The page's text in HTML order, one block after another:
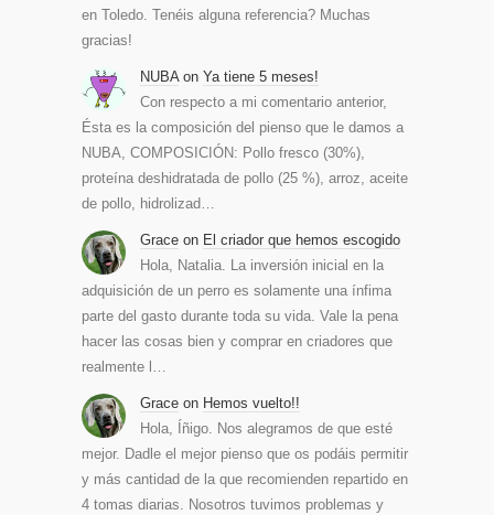
en Toledo. Tenéis alguna referencia? Muchas
gracias!
NUBA on Ya tiene 5 meses!
Con respecto a mi comentario anterior,
Ésta es la composición del pienso que le damos a
NUBA, COMPOSICIÓN: Pollo fresco (30%),
proteína deshidratada de pollo (25 %), arroz, aceite
de pollo, hidrolizad…
Grace on El criador que hemos escogido
Hola, Natalia. La inversión inicial en la
adquisición de un perro es solamente una ínfima
parte del gasto durante toda su vida. Vale la pena
hacer las cosas bien y comprar en criadores que
realmente l…
Grace on Hemos vuelto!!
Hola, Íñigo. Nos alegramos de que esté
mejor. Dadle el mejor pienso que os podáis permitir
y más cantidad de la que recomienden repartido en
4 tomas diarias. Nosotros tuvimos problemas y